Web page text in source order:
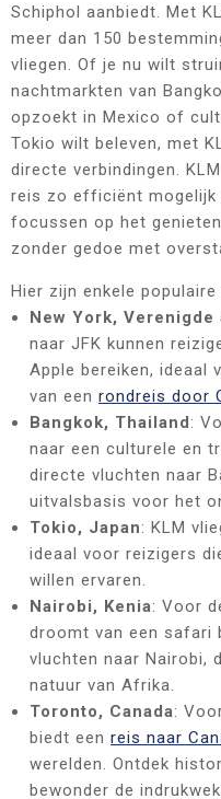
Schiphol aanbiedt. Met
meer dan 150
vliegen. Of je nu wilt
nachtmarkten van
opzoekt in Mexico of
Tokio wilt beleven, met
directe verbindingen.
reis zo efficiënt
focussen op het
zonder gedoe met
Hier zijn enkele
New York, Verenigde
naar JFK kunnen
Apple bereiken,
van een rondreis door
Bangkok, Thailand:
naar een culturele en
directe vluchten naar
uitvalsbasis voor het
Tokio, Japan: KLM
ideaal voor reizigers
willen ervaren.
Nairobi, Kenia: Voor
droomt van een safari
vluchten naar Nairobi,
natuur van Afrika.
Toronto, Canada:
biedt een reis naar
werelden. Ontdek
bewonder de